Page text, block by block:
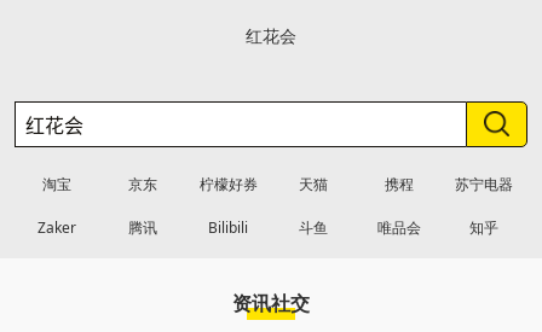
红花会
淘宝 京东 柠檬好券 天猫 携程 苏宁电器
Zaker 腾讯 Bilibili 斗鱼 唯品会 知乎
资讯社交